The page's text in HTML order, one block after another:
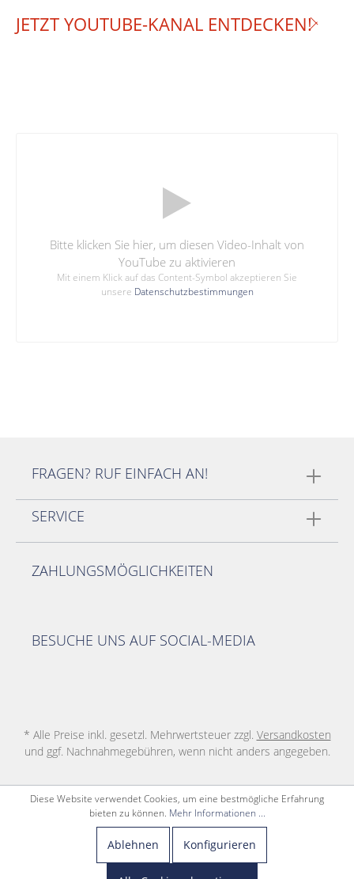
JETZT YOUTUBE-KANAL ENTDECKEN!
Bitte klicken Sie hier, um diesen Video-Inhalt von
YouTube zu aktivieren
Mit einem Klick auf das Content-Symbol akzeptieren Sie
unsere Datenschutzbestimmungen
FRAGEN? RUF EINFACH AN!
SERVICE
ZAHLUNGSMÖGLICHKEITEN
BESUCHE UNS AUF SOCIAL-MEDIA
* Alle Preise inkl. gesetzl. Mehrwertsteuer zzgl. Versandkosten
und ggf. Nachnahmegebühren, wenn nicht anders angegeben.
Diese Website verwendet Cookies, um eine bestmögliche Erfahrung
bieten zu können. Mehr Informationen ...
Ablehnen Konfigurieren